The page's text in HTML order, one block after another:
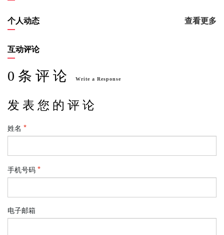
个人动态 查看更多
互动评论
0 条 评 论 Write a Response
发 表 您 的 评 论
姓名
手机号码
电子邮箱